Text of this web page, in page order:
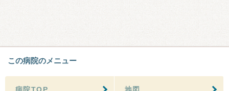
この病院のメニュー